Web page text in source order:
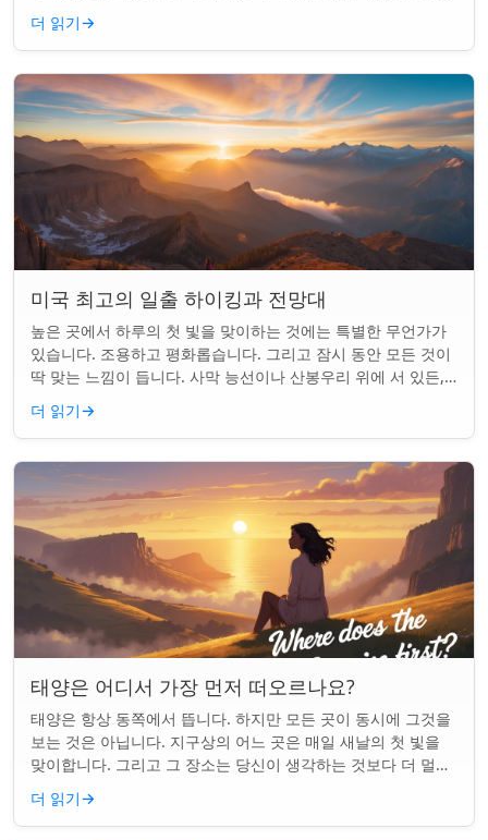
한 순간은 단순한 아침 그 이상이었...
더 읽기→
미국 최고의 일출 하이킹과 전망대
높은 곳에서 하루의 첫 빛을 맞이하는 것에는 특별한 무언가가
있습니다. 조용하고 평화롭습니다. 그리고 잠시 동안 모든 것이
딱 맞는 느낌이 듭니다. 사막 능선이나 산봉우리 위에 서 있든,
일출 하이킹은 평범한 아침을...
더 읽기→
태양은 어디서 가장 먼저 떠오르나요?
태양은 항상 동쪽에서 뜹니다. 하지만 모든 곳이 동시에 그것을
보는 것은 아닙니다. 지구상의 어느 곳은 매일 새날의 첫 빛을
맞이합니다. 그리고 그 장소는 당신이 생각하는 것보다 더 멀리
떨어져 있습니다. 핵심 요약...
더 읽기→